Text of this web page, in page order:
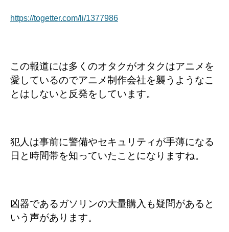
https://togetter.com/li/1377986
この報道には多くのオタクがオタクはアニメを
愛しているのでアニメ制作会社を襲うようなこ
とはしないと反発をしています。
犯人は事前に警備やセキュリティが手薄になる
日と時間帯を知っていたことになりますね。
凶器であるガソリンの大量購入も疑問があると
いう声があります。